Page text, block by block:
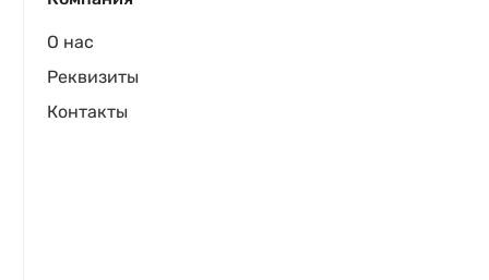
О нас
Реквизиты
Контакты